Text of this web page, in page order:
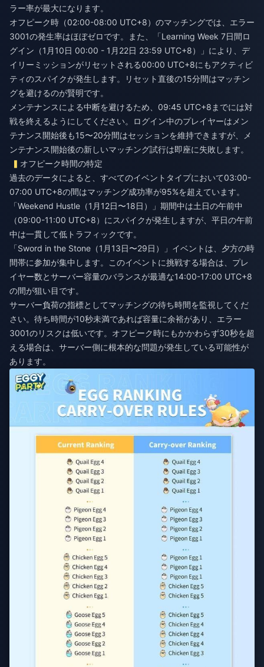
ラー率が最大になります。
オフピーク時（02:00-08:00 UTC+8）のマッチングでは、エラー
3001の発生率はほぼゼロです。また、「Learning Week 7日間ロ
グイン（1月10日 00:00 - 1月22日 23:59 UTC+8）」により、デ
イリーミッションがリセットされる00:00 UTC+8にもアクティビ
ティのスパイクが発生します。リセット直後の15分間はマッチン
グを避けるのが賢明です。
メンテナンスによる中断を避けるため、09:45 UTC+8までには対
戦を終えるようにしてください。ログイン中のプレイヤーはメン
テナンス開始後も15〜20分間はセッションを維持できますが、メ
ンテナンス開始後の新しいマッチング試行は即座に失敗します。
オフピーク時間の特定
過去のデータによると、すべてのイベントタイプにおいて03:00-
07:00 UTC+8の間はマッチング成功率が95%を超えています。
「Weekend Hustle（1月12日〜18日）」期間中は土日の午前中
（09:00-11:00 UTC+8）にスパイクが発生しますが、平日の午前
中は一貫して低トラフィックです。
「Sword in the Stone（1月13日〜29日）」イベントは、夕方の時
間帯に参加が集中します。このイベントに挑戦する場合は、プレ
イヤー数とサーバー容量のバランスが最適な14:00-17:00 UTC+8
の間が狙い目です。
サーバー負荷の指標としてマッチングの待ち時間を監視してくだ
さい。待ち時間が10秒未満であれば容量に余裕があり、エラー
3001のリスクは低いです。オフピーク時にもかかわらず30秒を超
える場合は、サーバー側に根本的な問題が発生している可能性が
あります。